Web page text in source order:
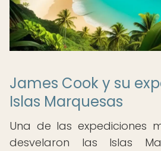
James Cook y su
Islas Marquesas
Una de las expediciones
desvelaron las Islas